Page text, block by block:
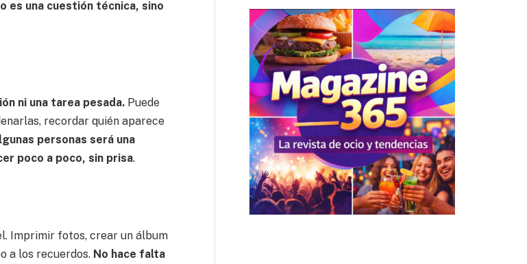
es una cuestión técnica, sino
ni una tarea pesada. Puede
recordar quién aparece
personas será una
poco a poco, sin prisa.
Imprimir fotos, crear un álbum
a los recuerdos. No hace falta